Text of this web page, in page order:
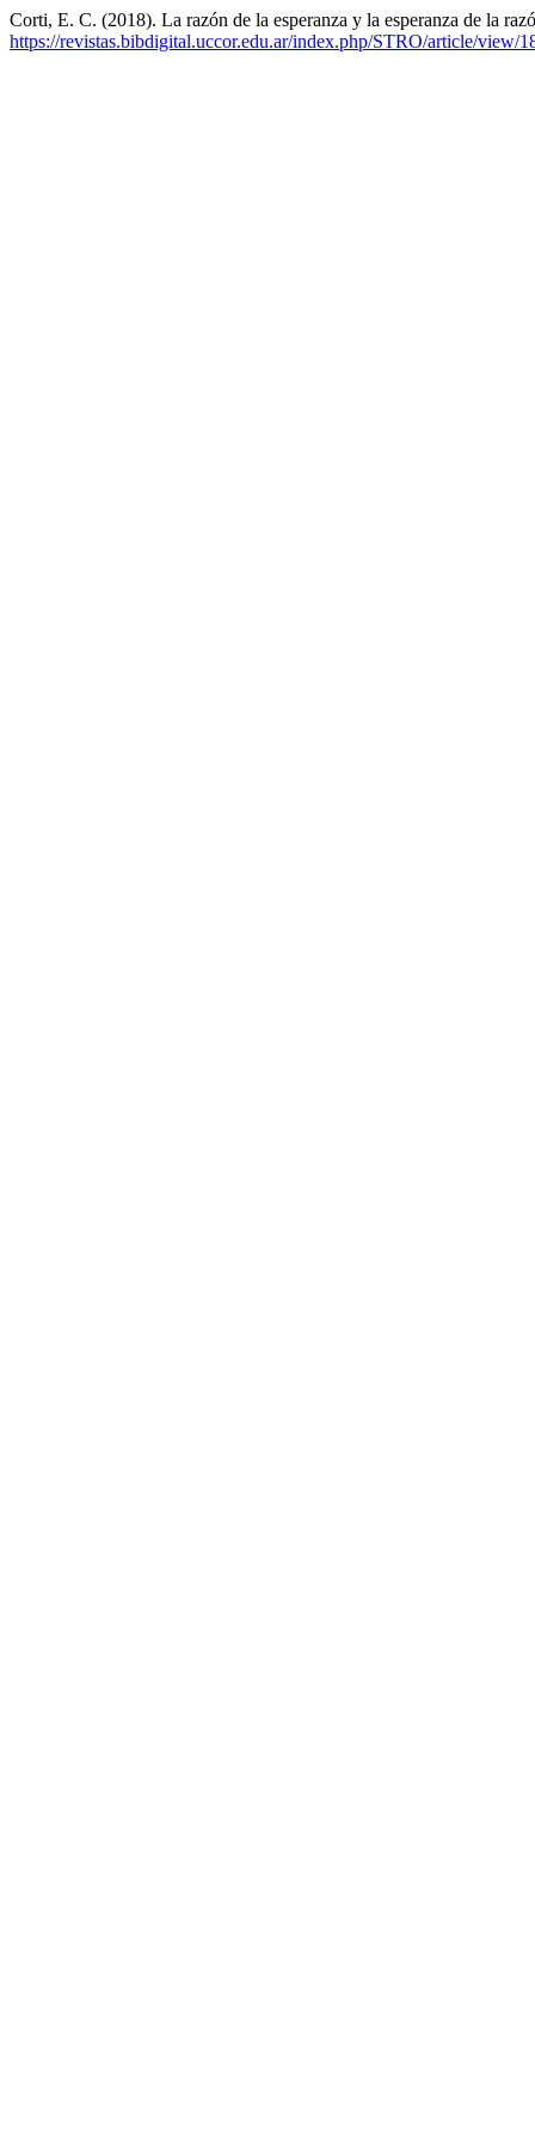
Corti, E. C. (2018). La razón de la esperanza y la esperanza de la
https://revistas.bibdigital.uccor.edu.ar/index.php/STRO/article/view/